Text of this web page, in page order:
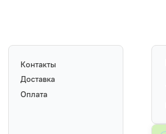
Контакты
Доставка
Оплата